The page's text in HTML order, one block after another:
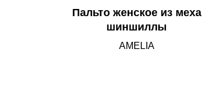
Пальто женское из меха
шиншиллы
AMELIA